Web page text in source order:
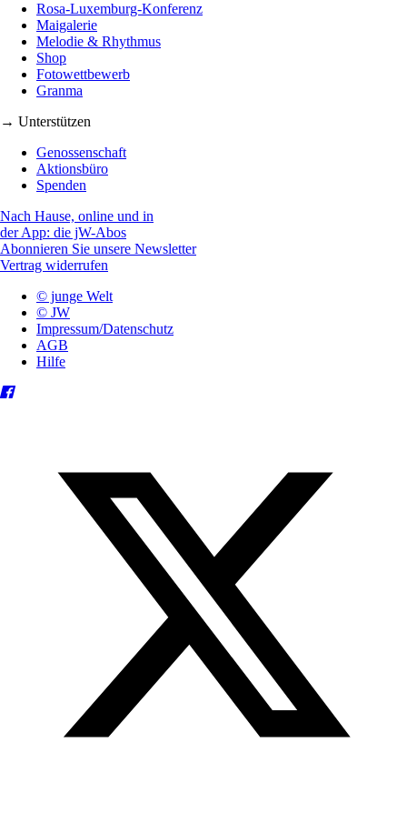
Rosa-Luxemburg-Konferenz
Maigalerie
Melodie & Rhythmus
Shop
Fotowettbewerb
Granma
→ Unterstützen
Genossenschaft
Aktionsbüro
Spenden
Nach Hause, online und in
der App: die jW-Abos
Abonnieren Sie unsere Newsletter
Vertrag widerrufen
© junge Welt
© JW
Impressum/Datenschutz
AGB
Hilfe